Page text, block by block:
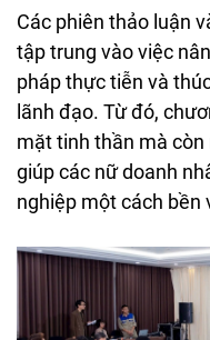
Các phiên thảo luận
tập trung vào việc
pháp thực tiễn và
lãnh đạo. Từ đó,
mặt tinh thần mà
giúp các nữ doanh
nghiệp một cách bền